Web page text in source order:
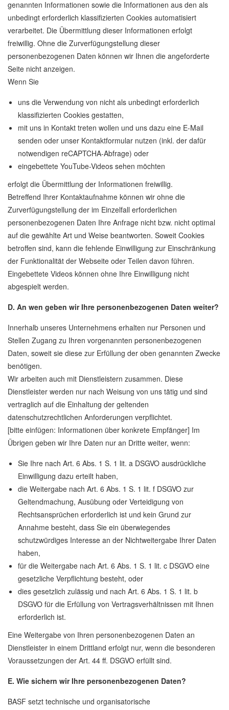
genannten Informationen sowie die Informationen aus den als
unbedingt erforderlich klassifizierten Cookies automatisiert
verarbeitet. Die Übermittlung dieser Informationen erfolgt
freiwillig. Ohne die Zurverfügungstellung dieser
personenbezogenen Daten können wir Ihnen die angeforderte
Seite nicht anzeigen.
Wenn Sie
uns die Verwendung von nicht als unbedingt erforderlich
klassifizierten Cookies gestatten,
mit uns in Kontakt treten wollen und uns dazu eine E-Mail
senden oder unser Kontaktformular nutzen (inkl. der dafür
notwendigen reCAPTCHA-Abfrage) oder
eingebettete YouTube-Videos sehen möchten
erfolgt die Übermittlung der Informationen freiwillig.
Betreffend Ihrer Kontaktaufnahme können wir ohne die
Zurverfügungstellung der im Einzelfall erforderlichen
personenbezogenen Daten Ihre Anfrage nicht bzw. nicht optimal
auf die gewählte Art und Weise beantworten. Soweit Cookies
betroffen sind, kann die fehlende Einwilligung zur Einschränkung
der Funktionalität der Webseite oder Teilen davon führen.
Eingebettete Videos können ohne Ihre Einwilligung nicht
abgespielt werden.
D. An wen geben wir Ihre personenbezogenen Daten weiter?
Innerhalb unseres Unternehmens erhalten nur Personen und
Stellen Zugang zu Ihren vorgenannten personenbezogenen
Daten, soweit sie diese zur Erfüllung der oben genannten Zwecke
benötigen.
Wir arbeiten auch mit Dienstleistern zusammen. Diese
Dienstleister werden nur nach Weisung von uns tätig und sind
vertraglich auf die Einhaltung der geltenden
datenschutzrechtlichen Anforderungen verpflichtet.
[bitte einfügen: Informationen über konkrete Empfänger] Im
Übrigen geben wir Ihre Daten nur an Dritte weiter, wenn:
Sie Ihre nach Art. 6 Abs. 1 S. 1 lit. a DSGVO ausdrückliche
Einwilligung dazu erteilt haben,
die Weitergabe nach Art. 6 Abs. 1 S. 1 lit. f DSGVO zur
Geltendmachung, Ausübung oder Verteidigung von
Rechtsansprüchen erforderlich ist und kein Grund zur
Annahme besteht, dass Sie ein überwiegendes
schutzwürdiges Interesse an der Nichtweitergabe Ihrer Daten
haben,
für die Weitergabe nach Art. 6 Abs. 1 S. 1 lit. c DSGVO eine
gesetzliche Verpflichtung besteht, oder
dies gesetzlich zulässig und nach Art. 6 Abs. 1 S. 1 lit. b
DSGVO für die Erfüllung von Vertragsverhältnissen mit Ihnen
erforderlich ist.
Eine Weitergabe von Ihren personenbezogenen Daten an
Dienstleister in einem Drittland erfolgt nur, wenn die besonderen
Voraussetzungen der Art. 44 ff. DSGVO erfüllt sind.
E. Wie sichern wir Ihre personenbezogenen Daten?
BASF setzt technische und organisatorische